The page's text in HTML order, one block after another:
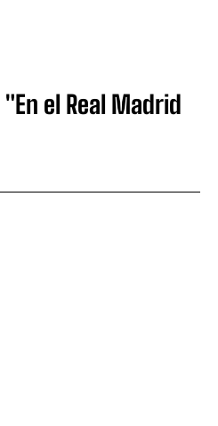
"En el Real Madrid